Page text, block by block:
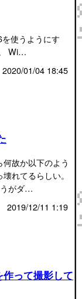
使うようにす
Wi…
2020/01/04 18:45
故か以下のよう
れてるらしい。
がダ…
2019/12/11 1:19
って撮影して